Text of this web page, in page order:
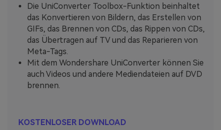
Die UniConverter Toolbox-Funktion beinhaltet
das Konvertieren von Bildern, das Erstellen von
GIFs, das Brennen von CDs, das Rippen von CDs,
das Übertragen auf TV und das Reparieren von
Meta-Tags.
Mit dem Wondershare UniConverter können Sie
auch Videos und andere Mediendateien auf DVD
brennen.
KOSTENLOSER DOWNLOAD